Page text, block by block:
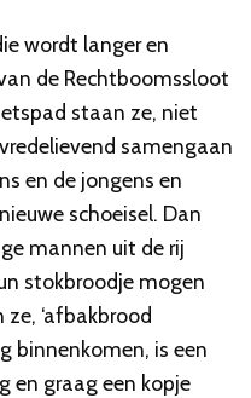
wordt langer en
de Rechtboomssloot
staan ze, niet
samengaan
en de jongens en
schoeisel. Dan
mannen uit de rij
stokbroodje mogen
ze, ‘afbakbrood
binnenkomen, is een
en graag een kopje